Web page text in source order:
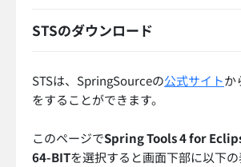
STSのダウンロード
STSは、SpringSourceの公式サイトか
をすることができます。
このページでSpring Tools 4 for
64-BITを選択すると画面下部に以下